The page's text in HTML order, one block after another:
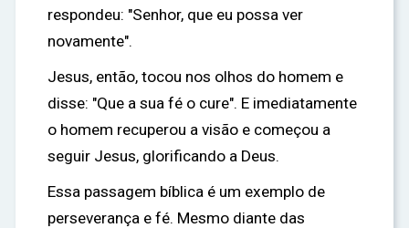
respondeu: "Senhor, que eu possa ver
novamente".
Jesus, então, tocou nos olhos do homem e
disse: "Que a sua fé o cure". E imediatamente
o homem recuperou a visão e começou a
seguir Jesus, glorificando a Deus.
Essa passagem bíblica é um exemplo de
perseverança e fé. Mesmo diante das